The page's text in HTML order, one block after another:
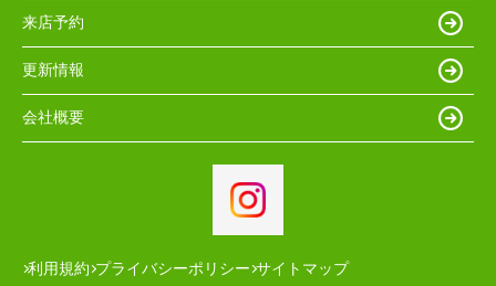
来店予約
更新情報
会社概要
利用規約 プライバシーポリシー サイトマップ